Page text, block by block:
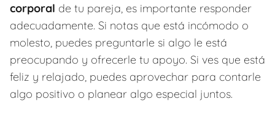
corporal de tu pareja, es importante responder
adecuadamente. Si notas que está incómodo o
molesto, puedes preguntarle si algo le está
preocupando y ofrecerle tu apoyo. Si ves que está
feliz y relajado, puedes aprovechar para contarle
algo positivo o planear algo especial juntos.